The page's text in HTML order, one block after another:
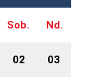
Sob. Nd.
02 03